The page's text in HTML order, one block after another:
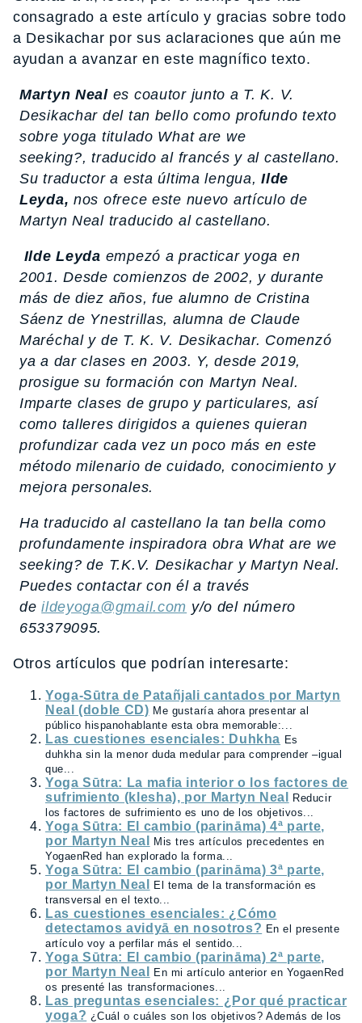
consagrado a este artículo y gracias sobre todo
a Desikachar por sus aclaraciones que aún me
ayudan a avanzar en este magnífico texto.
Martyn Neales coautor junto a T. K. V.
Desikachar del tan bello como profundo texto
sobre yoga titulado What are we
seeking?,traducido al francés y al castellano.
Su traductor a esta última lengua, Ilde
Leyda, nos ofrece este nuevo artículo de
Martyn Neal traducido al castellano.
Ilde Leyda empezó a practicar yoga en
2001. Desde comienzos de 2002, y durante
más de diez años, fue alumno de Cristina
Sáenz de Ynestrillas, alumna de Claude
Maréchal y de T. K. V. Desikachar. Comenzó
ya a dar clases en 2003. Y, desde 2019,
prosigue su formación con Martyn Neal.
Imparte clases de grupo y particulares, así
como talleres dirigidos a quienes quieran
profundizar cada vez un poco más en este
método milenario de cuidado, conocimiento y
mejora personales.
Ha traducido al castellano la tan bella como
profundamente inspiradora obra What are we
seeking?de T.K.V. Desikachar y Martyn Neal.
Puedes contactar con él a través
deildeyoga@gmail.com y/o del número
653379095.
Otros artículos que podrían interesarte:
Yoga-Sūtra de Patañjali cantados por Martyn
Neal (doble CD) Me gustaría ahora presentar al
público hispanohablante esta obra memorable:...
Las cuestiones esenciales: Duhkha Es
duhkha sin la menor duda medular para comprender –igual
que...
Yoga Sūtra: La mafia interior o los factores de
sufrimiento (klesha), por Martyn Neal
Reducir
los factores de sufrimiento es uno de los objetivos...
Yoga Sūtra: El cambio (parināma) 4ª parte,
por Martyn Neal
Mis tres artículos precedentes en
YogaenRed han explorado la forma...
Yoga Sūtra: El cambio (parināma) 3ª parte,
por Martyn Neal
El tema de la transformación es
transversal en el texto...
Las cuestiones esenciales: ¿Cómo
detectamos avidyā en nosotros? En el presente
artículo voy a perfilar más el sentido...
Yoga Sūtra: El cambio (parināma) 2ª parte,
por Martyn Neal
En mi artículo anterior en YogaenRed
os presenté las transformaciones...
Las preguntas esenciales: ¿Por qué practicar
yoga? ¿Cuál o cuáles son los objetivos? Además de los